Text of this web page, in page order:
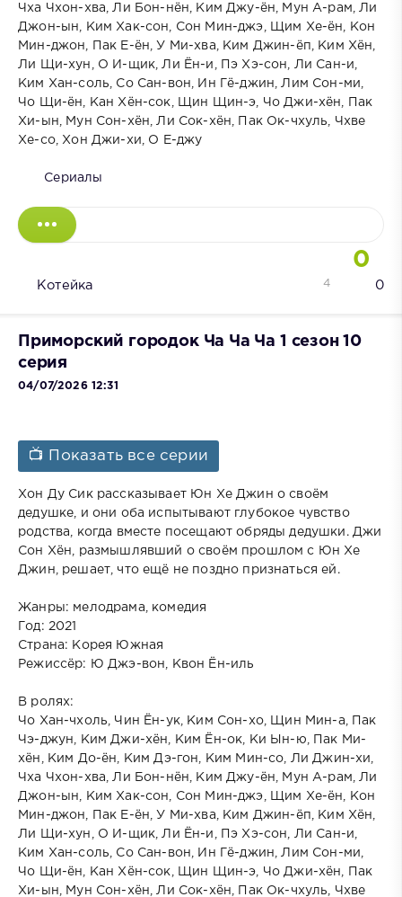
Чха Чхон-хва, Ли Бон-нён, Ким Джу-ён, Мун А-рам, Ли
Джон-ын, Ким Хак-сон, Сон Мин-джэ, Щим Хе-ён, Кон
Мин-джон, Пак Е-ён, У Ми-хва, Ким Джин-ёп, Ким Хён,
Ли Щи-хун, О И-щик, Ли Ён-и, Пэ Хэ-сон, Ли Сан-и,
Ким Хан-соль, Со Сан-вон, Ин Гё-джин, Лим Сон-ми,
Чо Щи-ён, Кан Хён-сок, Щин Щин-э, Чо Джи-хён, Пак
Хи-ын, Мун Сон-хён, Ли Сок-хён, Пак Ок-чхуль, Чхве
Хе-со, Хон Джи-хи, О Е-джу
Сериалы
0
Котейка 0
4
Приморский городок Ча Ча Ча 1 сезон 10
серия
04/07/2026 12:31
📺 Показать все серии
Хон Ду Сик рассказывает Юн Хе Джин о своём
дедушке, и они оба испытывают глубокое чувство
родства, когда вместе посещают обряды дедушки. Джи
Сон Хён, размышлявший о своём прошлом с Юн Хе
Джин, решает, что ещё не поздно признаться ей.
Жанры: мелодрама, комедия
Год: 2021
Страна: Корея Южная
Режиссёр: Ю Джэ-вон, Квон Ён-иль
В ролях:
Чо Хан-чхоль, Чин Ён-ук, Ким Сон-хо, Щин Мин-а, Пак
Чэ-джун, Ким Джи-хён, Ким Ён-ок, Ки Ын-ю, Пак Ми-
хён, Ким До-ён, Ким Дэ-гон, Ким Мин-со, Ли Джин-хи,
Чха Чхон-хва, Ли Бон-нён, Ким Джу-ён, Мун А-рам, Ли
Джон-ын, Ким Хак-сон, Сон Мин-джэ, Щим Хе-ён, Кон
Мин-джон, Пак Е-ён, У Ми-хва, Ким Джин-ёп, Ким Хён,
Ли Щи-хун, О И-щик, Ли Ён-и, Пэ Хэ-сон, Ли Сан-и,
Ким Хан-соль, Со Сан-вон, Ин Гё-джин, Лим Сон-ми,
Чо Щи-ён, Кан Хён-сок, Щин Щин-э, Чо Джи-хён, Пак
Хи-ын, Мун Сон-хён, Ли Сок-хён, Пак Ок-чхуль, Чхве